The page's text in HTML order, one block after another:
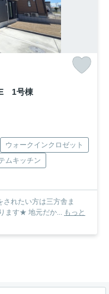
1号棟
ウォークインクロゼット
ムキッチン
れたい方は三方舎ま
ります★ 地元だか... もっと